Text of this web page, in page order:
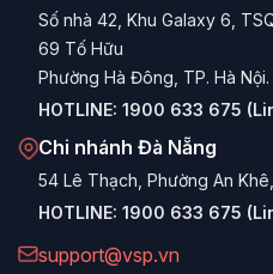
Số nhà 42, Khu Galaxy 6,
69 Tố Hữu
Phường Hà Đông, TP. Hà Nội.
HOTLINE: 1900 633 675
Chi nhánh Đà Nẵng
54 Lê Thạch, Phường An
HOTLINE: 1900 633 675
support@vsp.vn